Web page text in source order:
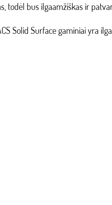
todėl bus ilgaamžiškas ir
Solid Surface gaminiai yra